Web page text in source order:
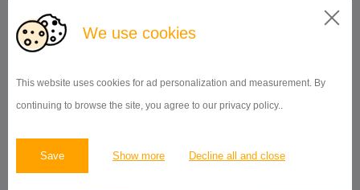
We use cookies
This website uses cookies for ad personalization and measurement. By
continuing to browse the site, you agree to our privacy policy..
Save Show more Decline all and close
od 1 mesiaca
BILLBOARD